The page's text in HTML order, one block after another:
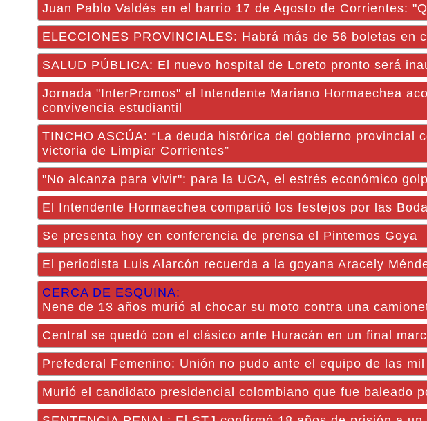
Juan Pablo Valdés en el barrio 17 de Agosto de Corrientes:
ELECCIONES PROVINCIALES: Habrá más de 56 boletas en
SALUD PÚBLICA: El nuevo hospital de Loreto pronto será
Jornada "InterPromos" el Intendente Mariano Hormaechea
convivencia estudiantil
TINCHO ASCÚA: “La deuda histórica del gobierno provincial
victoria de Limpiar Corrientes”
"No alcanza para vivir": para la UCA, el estrés económico
El Intendente Hormaechea compartió los festejos por las
Se presenta hoy en conferencia de prensa el Pintemos Goya
El periodista Luis Alarcón recuerda a la goyana Aracely
CERCA DE ESQUINA:
Nene de 13 años murió al chocar su moto contra una
Central se quedó con el clásico ante Huracán en un final
Prefederal Femenino: Unión no pudo ante el equipo de las
Murió el candidato presidencial colombiano que fue baleado